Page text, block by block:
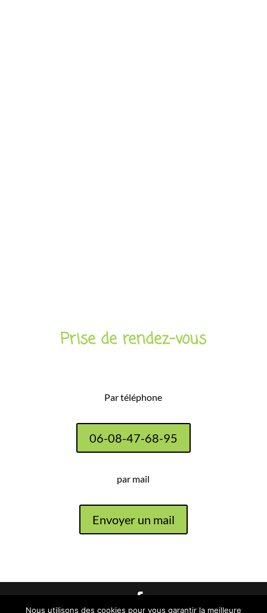
Prise de rendez-vous
Par téléphone
06-08-47-68-95
par mail
Envoyer un mail
Nous utilisons des cookies pour vous garantir la meilleure